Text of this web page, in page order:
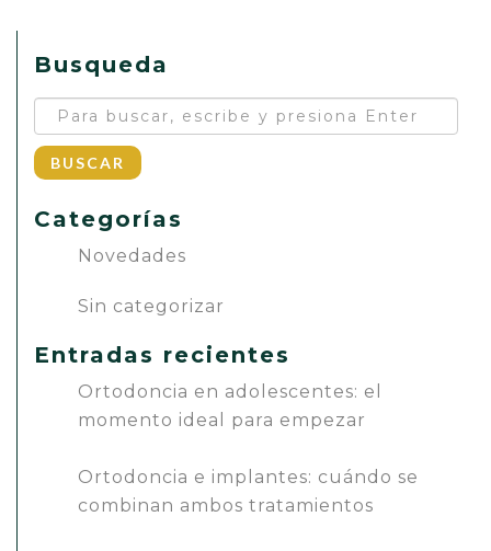
Busqueda
BUSCAR
Categorías
Novedades
Sin categorizar
Entradas recientes
Ortodoncia en adolescentes: el
momento ideal para empezar
Ortodoncia e implantes: cuándo se
combinan ambos tratamientos